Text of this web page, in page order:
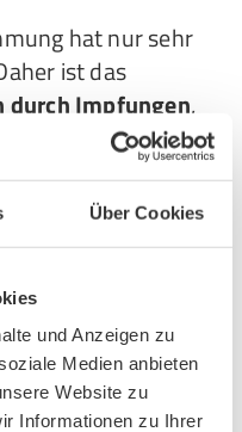
Über Cookies
und Anzeigen zu
Medien anbieten
Website zu
Informationen zu Ihrer
hat nur sehr
ist das
durch Impfungen,
Schutz gegen Polio
der
verhindern. Die
dank der
oder
2024 wieder zu
sollte man sich